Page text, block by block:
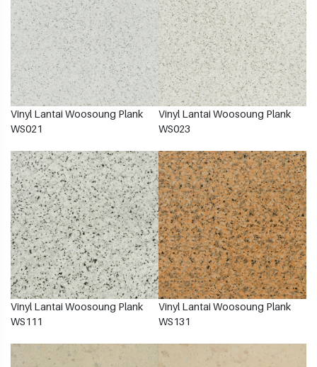
Vinyl Lantai Woosoung Plank
WS021
Vinyl Lantai Woosoung Plank
WS023
Vinyl Lantai Woosoung Plank
WS111
Vinyl Lantai Woosoung Plank
WS131